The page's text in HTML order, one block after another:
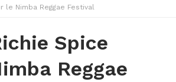
le Nimba Reggae Festival
Spice
Reggae